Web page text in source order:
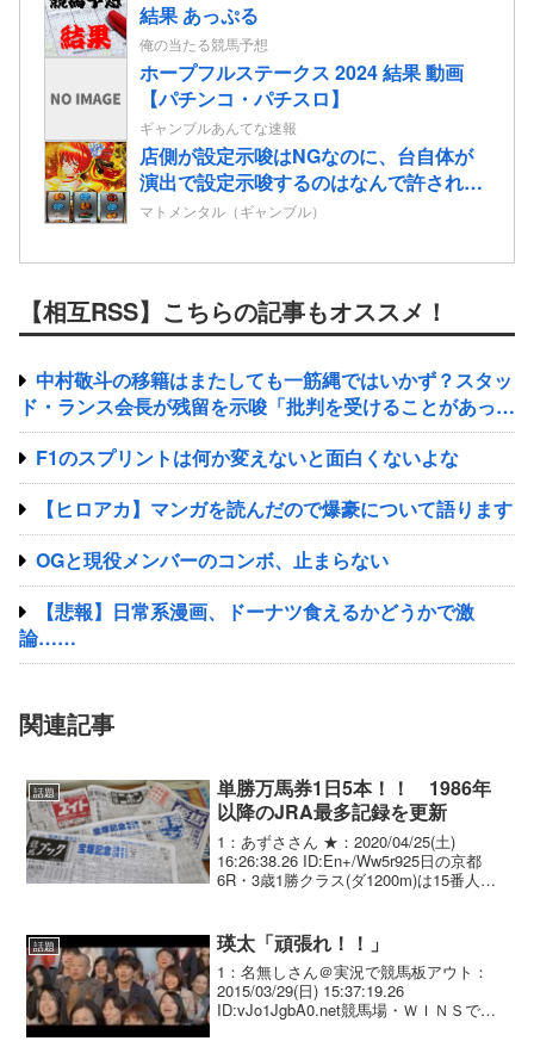
結果 あっぷる
俺の当たる競馬予想
ホープフルステークス 2024 結果 動画
【パチンコ・パチスロ】
ギャンブルあんてな速報
店側が設定示唆はNGなのに、台自体が
演出で設定示唆するのはなんで許されて
るの？
マトメンタル（ギャンブル）
【相互RSS】こちらの記事もオススメ！
中村敬斗の移籍はまたしても一筋縄ではいかず？スタッ
ド・ランス会長が残留を示唆「批判を受けることがあった
としても」
F1のスプリントは何か変えないと面白くないよな
【ヒロアカ】マンガを読んだので爆豪について語ります
OGと現役メンバーのコンボ、止まらない
【悲報】日常系漫画、ドーナツ食えるかどうかで激
論……
関連記事
話題
単勝万馬券1日5本！！ 1986年
以降のJRA最多記録を更新
1：あずささん ★：2020/04/25(土)
16:26:38.26 ID:En+/Ww5r925日の京都
6R・3歳1勝クラス(ダ1200m)は15番人
ト(1...
話題 瑛太「頑張れ！！」
1：名無しさん＠実況で競馬板アウト：
2015/03/29(日) 15:37:19.26
ID:vJo1JgbA0.net競馬場・ＷＩＮＳでは